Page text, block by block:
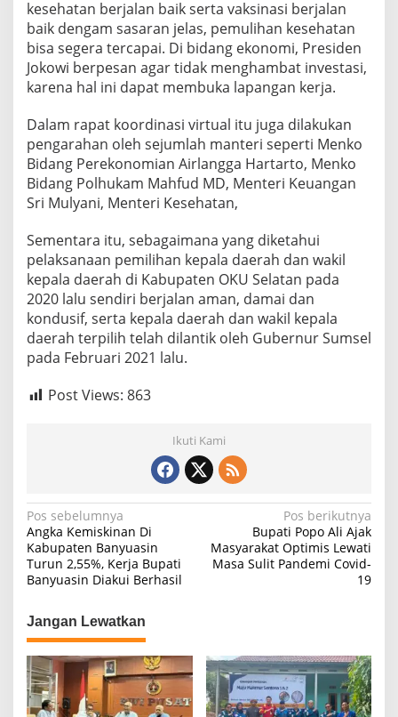
kesehatan berjalan baik serta vaksinasi berjalan
baik dengam sasaran jelas, pemulihan kesehatan
bisa segera tercapai. Di bidang ekonomi, Presiden
Jokowi berpesan agar tidak menghambat investasi,
karena hal ini dapat membuka lapangan kerja.
Dalam rapat koordinasi virtual itu juga dilakukan
pengarahan oleh sejumlah manteri seperti Menko
Bidang Perekonomian Airlangga Hartarto, Menko
Bidang Polhukam Mahfud MD, Menteri Keuangan
Sri Mulyani, Menteri Kesehatan,
Sementara itu, sebagaimana yang diketahui
pelaksanaan pemilihan kepala daerah dan wakil
kepala daerah di Kabupaten OKU Selatan pada
2020 lalu sendiri berjalan aman, damai dan
kondusif, serta kepala daerah dan wakil kepala
daerah terpilih telah dilantik oleh Gubernur Sumsel
pada Februari 2021 lalu.
Post Views: 863
Ikuti Kami
N
a
v
g
a
s
i
Pos sebelumnya
Angka Kemiskinan Di
Kabupaten Banyuasin
Turun 2,55%, Kerja Bupati
Banyuasin Diakui Berhasil
Pos berikutnya
Bupati Popo Ali Ajak
Masyarakat Optimis Lewati
Masa Sulit Pandemi Covid-
19
Jangan Lewatkan